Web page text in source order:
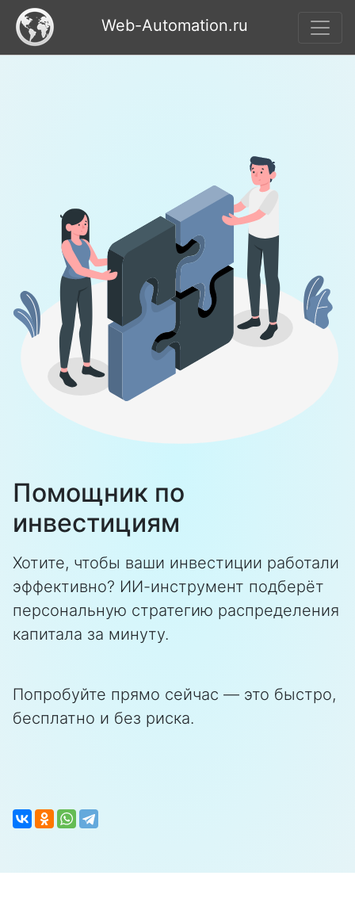
Web-Automation.ru
Помощник по
инвестициям
Хотите, чтобы ваши инвестиции работали
эффективно? ИИ-инструмент подберёт
персональную стратегию распределения
капитала за минуту.
Попробуйте прямо сейчас — это быстро,
бесплатно и без риска.